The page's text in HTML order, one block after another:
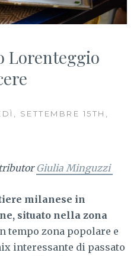
Lorenteggio
SETTEMBRE 15TH,
Giulia Minguzzi
milanese in
situato nella zona
tempo zona popolare e
interessante di passato